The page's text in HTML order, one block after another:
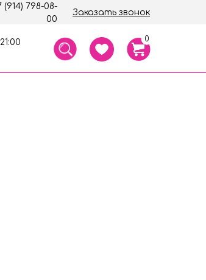
Заказать звонок
(914) 798-08-
00
0